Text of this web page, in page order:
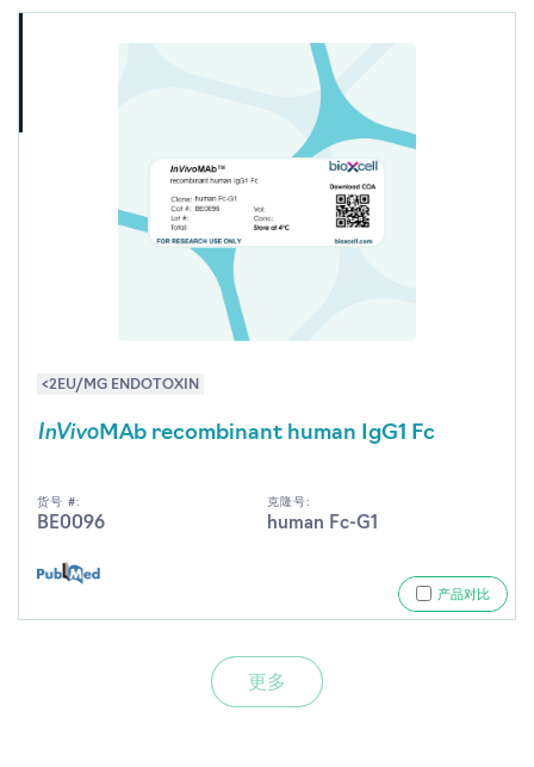
<2EU/MG ENDOTOXIN
InVivoMAb recombinant human IgG1 Fc
货号 #:
BE0096
克隆号:
human Fc-G1
产品对比
更多